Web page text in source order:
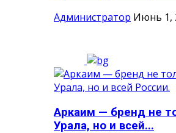
Администратор Июнь 1,
Аркаим — бренд не
Урала, но и всей...